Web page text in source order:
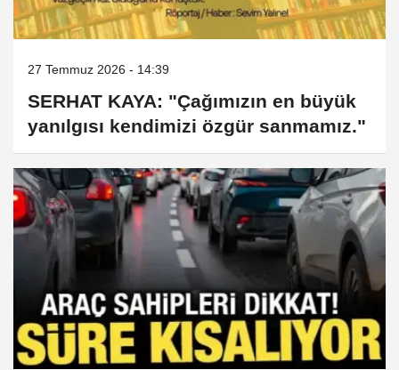
27 Temmuz 2026 - 14:39
SERHAT KAYA: "Çağımızın en büyük
yanılgısı kendimizi özgür sanmamız."